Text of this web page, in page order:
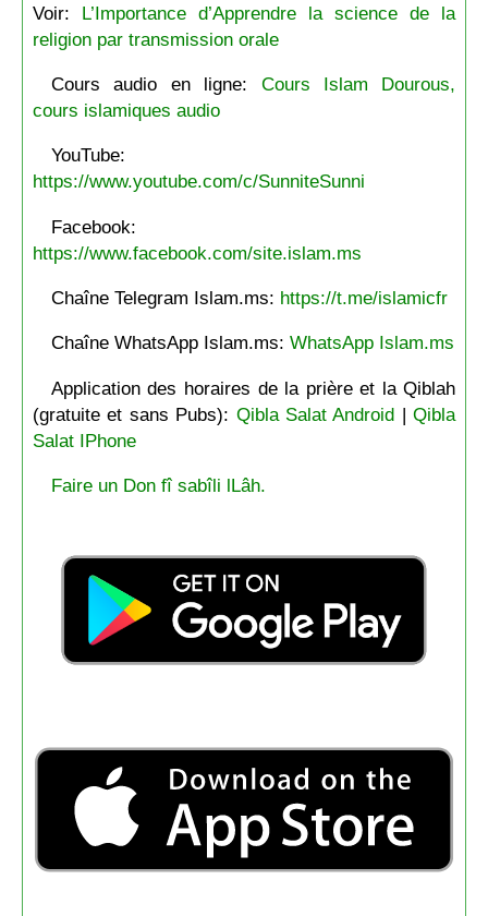
Voir: L’Importance d’Apprendre la science de la
religion par transmission orale
Cours audio en ligne: Cours Islam Dourous,
cours islamiques audio
YouTube:
https://www.youtube.com/c/SunniteSunni
Facebook:
https://www.facebook.com/site.islam.ms
Chaîne Telegram Islam.ms: https://t.me/islamicfr
Chaîne WhatsApp Islam.ms: WhatsApp Islam.ms
Application des horaires de la prière et la Qiblah
(gratuite et sans Pubs): Qibla Salat Android |Qibla
Salat IPhone
Faire un Don fî sabîli lLâh.